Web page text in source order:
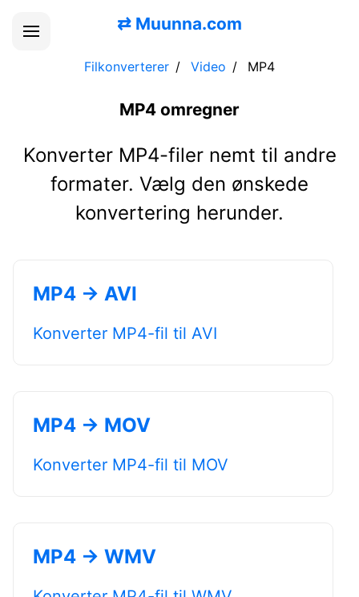
⇄ Muunna.com
Filkonverterer Video MP4
MP4 omregner
Konverter MP4-filer nemt til andre
formater. Vælg den ønskede
konvertering herunder.
MP4 → AVI
Konverter MP4-fil til AVI
MP4 → MOV
Konverter MP4-fil til MOV
MP4 → WMV